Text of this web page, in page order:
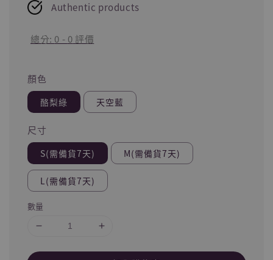
Authentic products
總分: 0 - 0 評價
顏色
酪梨綠 天空藍
尺寸
S(需備貨7天) M(需備貨7天)
L(需備貨7天)
數量